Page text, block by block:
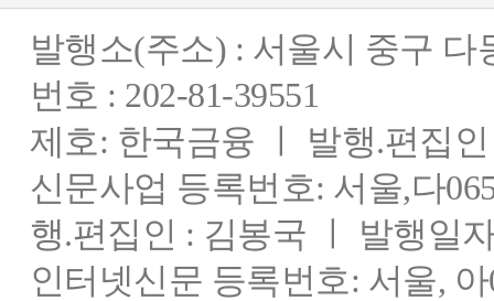
발행소(주소) : 서울시 중구
번호 : 202-81-39551
제호: 한국금융 ㅣ 발행.편집
신문사업 등록번호: 서울,다
행.편집인 : 김봉국 ㅣ 발행일
인터넷신문 등록번호: 서울,